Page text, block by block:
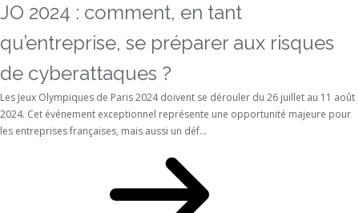
JO 2024 : comment, en tant
qu’entreprise, se préparer aux risques
de cyberattaques ?
Les Jeux Olympiques de Paris 2024 doivent se dérouler du 26 juillet au 11 août
2024. Cet événement exceptionnel représente une opportunité majeure pour
les entreprises françaises, mais aussi un déf...